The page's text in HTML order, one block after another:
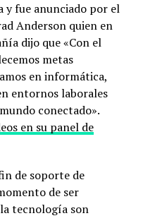
y fue anunciado por el
Anderson quien en
dijo que «Con el
metas
en informática,
entornos laborales
conectado».
en su panel de
de soporte de
de ser
tecnología son